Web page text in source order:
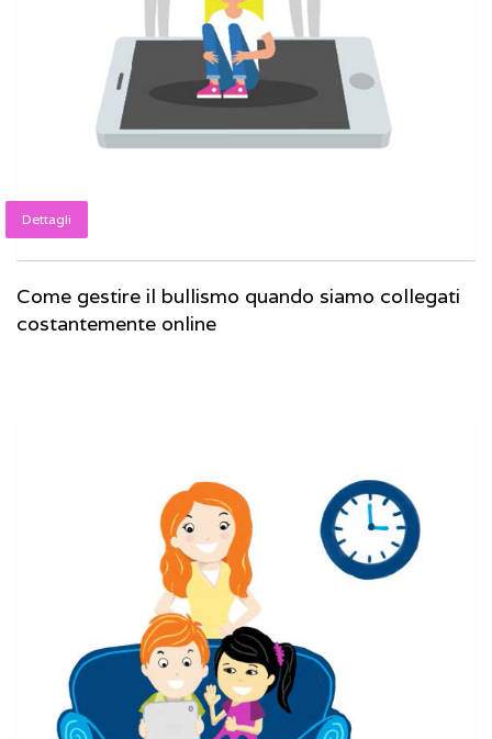
Dettagli
Come gestire il bullismo quando siamo collegati
costantemente online